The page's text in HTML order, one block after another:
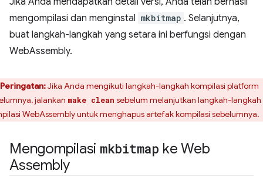
mengompilasi dan menginstal mkbitmap . Selanjutnya,
buat langkah-langkah yang setara ini berfungsi dengan
WebAssembly.
Peringatan:Jika Anda mengikuti langkah-langkah kompilasi platform
jalankan make clean sebelum melanjutkan langkah-langkah
WebAssembly untuk menghapus artefak kompilasi sebelumnya.
Mengompilasi mkbitmap ke Web
Assembly